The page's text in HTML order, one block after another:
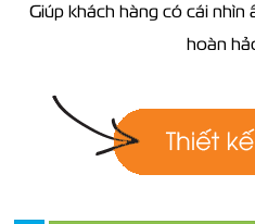
Giúp khách hàng có cái nhìn
hoàn